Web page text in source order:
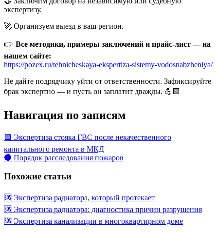
экспертизу.
🚀 Организуем выезд в ваш регион.
👉 Все методики, примеры заключений и прайс-лист — на
нашем сайте:
https://pozex.ru/tehnicheskaya-ekspertiza-sistemy-vodosnabzheniya/
Не дайте подрядчику уйти от ответственности. Зафиксируйте
брак экспертно — и пусть он заплатит дважды. 💪🟩
Навигация по записям
🟩 Экспертиза стояка ГВС после некачественного
капитального ремонта в МКД
🔴 Порядок расследования пожаров
Похожие статьи
🆘 Экспертиза радиатора, который протекает
🆘 Экспертиза радиатора: диагностика причин разрушения
🆘 Экспертиза канализации в многоквартирном доме